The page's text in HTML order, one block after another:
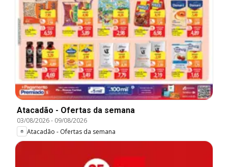
Atacadão - Ofertas da semana
03/08/2026- 09/08/2026
Atacadão - Ofertas da semana